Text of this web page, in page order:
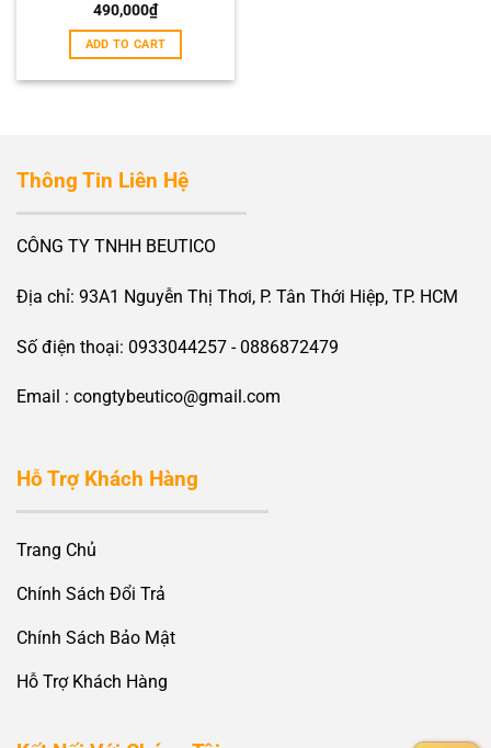
490,000₫
ADD TO CART
Thông Tin Liên Hệ
CÔNG TY TNHH BEUTICO
Địa chỉ: 93A1 Nguyễn Thị Thơi, P. Tân Thới Hiệp, TP. HCM
Số điện thoại: 0933044257 - 0886872479
Email : congtybeutico@gmail.com
Hỗ Trợ Khách Hàng
Trang Chủ
Chính Sách Đổi Trả
Chính Sách Bảo Mật
Hỗ Trợ Khách Hàng